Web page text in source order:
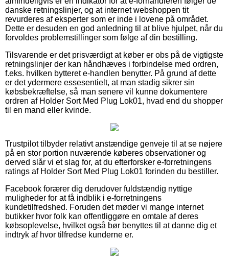
danske retningslinjer, og at internet webshoppen tit
revurderes af eksperter som er inde i lovene på området.
Dette er desuden en god anledning til at blive hjulpet, når du
forvoldes problemstillinger som følge af din bestilling.
Tilsvarende er det prisværdigt at køber er obs på de vigtigste
retningslinjer der kan håndhæves i forbindelse med ordren,
f.eks. hvilken bytteret e-handlen benytter. På grund af dette
er det ydermere essesentielt, at man stadig sikrer sin
købsbekræftelse, så man senere vil kunne dokumentere
ordren af Holder Sort Med Plug Lok01, hvad end du shopper
til en mand eller kvinde.
Trustpilot tilbyder relativt anstændige genveje til at se nøjere
på en stor portion nuværende køberes observationer og
derved slår vi et slag for, at du efterforsker e-forretningens
ratings af Holder Sort Med Plug Lok01 forinden du bestiller.
Facebook forærer dig derudover fuldstændig nyttige
muligheder for at få indblik i e-forretningens
kundetilfredshed. Foruden det møder vi mange internet
butikker hvor folk kan offentliggøre en omtale af deres
købsoplevelse, hvilket også bør benyttes til at danne dig et
indtryk af hvor tilfredse kunderne er.